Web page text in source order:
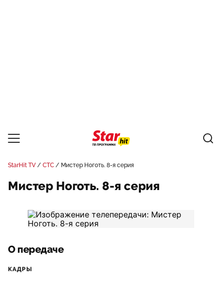
StarHit TV СТС Мистер Ноготь. 8-я серия
Мистер Ноготь. 8-я серия
О передаче
КАДРЫ